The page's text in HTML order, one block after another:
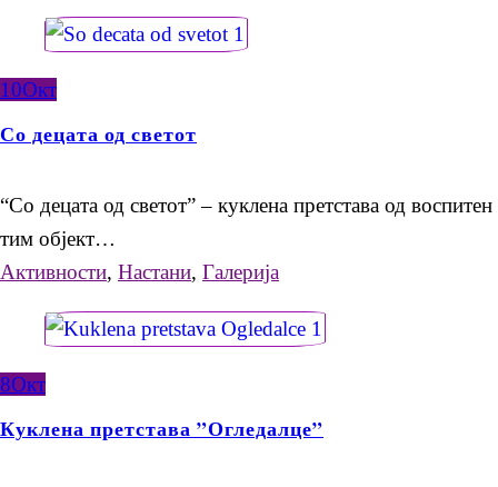
10Окт
Со децата од светот
“Со децата од светот” – куклена претстава од воспитен
тим објект…
Активности, Настани, Галерија
8Окт
Куклена претстава ”Огледалце”